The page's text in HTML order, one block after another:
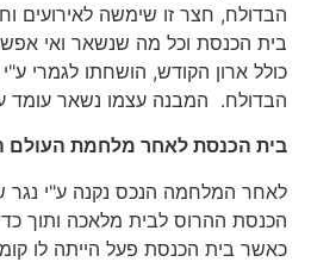
הבדולח, חצר זו שימשה לאירועים
בית הכנסת וכל מה שנשאר ואי אפשר
כולל ארון הקודש, הושחתו לגמרי ע"י
הבדולח. המבנה עצמו נשאר עומד על
בית הכנסת לאחר מלחמת העולם
לאחר המלחמה הנכס נקנה ע"י נגר
הכנסת ההרוס לבית מלאכה ותוך כדי
כאשר בית הכנסת פעל הייתה לו